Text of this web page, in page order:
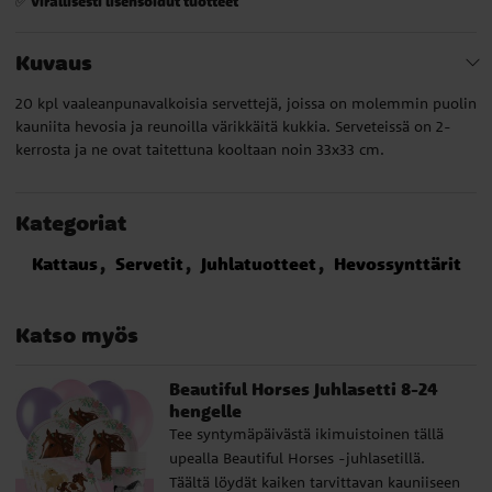
Kuvaus
20 kpl vaaleanpunavalkoisia servettejä, joissa on molemmin puolin
kauniita hevosia ja reunoilla värikkäitä kukkia. Serveteissä on 2-
kerrosta ja ne ovat taitettuna kooltaan noin 33x33 cm.
Kategoriat
Kattaus Servetit Juhlatuotteet Hevossynttärit
Katso myös
Beautiful Horses Juhlasetti 8-24
hengelle
Tee syntymäpäivästä ikimuistoinen tällä
upealla Beautiful Horses -juhlasetillä.
Täältä löydät kaiken tarvittavan kauniiseen